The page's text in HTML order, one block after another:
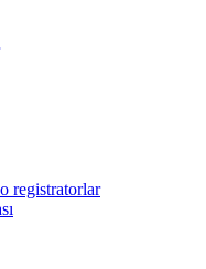
registratorlar